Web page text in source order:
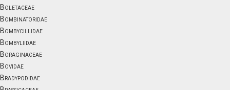
Boletaceae
Bombinatoridae
Bombycillidae
Bombyliidae
Boraginaceae
Bovidae
Bradypodidae